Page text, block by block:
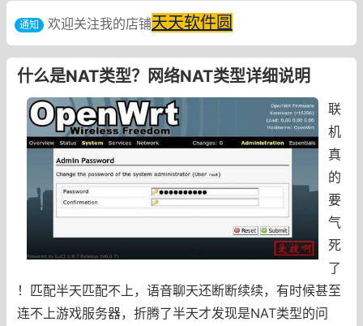
通知 欢迎关注我的店铺天天软件圆
什么是NAT类型？网络NAT类型详细说明
联
机
真
的
要
气
死
了
！匹配半天匹配不上，语音聊天还断断续续，有时候甚至
连不上游戏服务器，折腾了半天才发现是NAT类型的问